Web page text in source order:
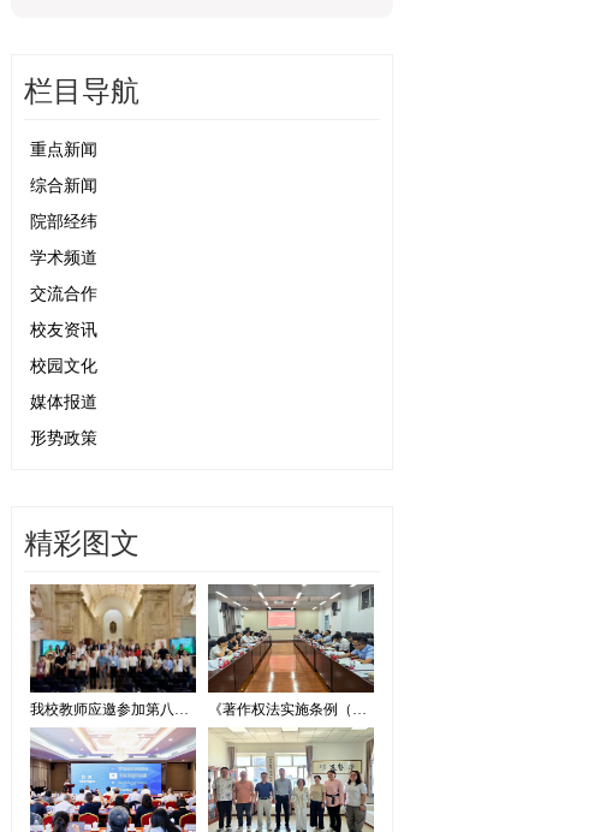
栏目导航
重点新闻
综合新闻
院部经纬
学术频道
交流合作
校友资讯
校园文化
媒体报道
形势政策
精彩图文
我校教师应邀参加第八届证据法学和法庭科学国际会议并作学术报告 《著作权法实施条例（修订草案征求意见稿）》专家研讨会在我校举办